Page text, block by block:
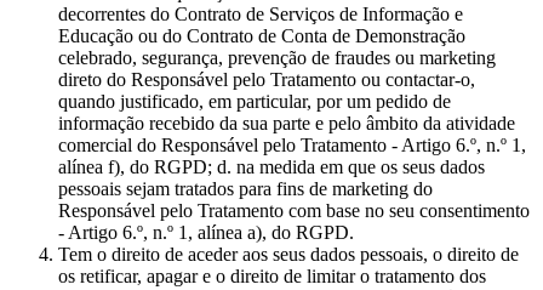
decorrentes do Contrato de Serviços de Informação e
Educação ou do Contrato de Conta de Demonstração
celebrado, segurança, prevenção de fraudes ou marketing
direto do Responsável pelo Tratamento ou contactar-o,
quando justificado, em particular, por um pedido de
informação recebido da sua parte e pelo âmbito da atividade
comercial do Responsável pelo Tratamento - Artigo 6.º, n.º 1,
alínea f), do RGPD; d. na medida em que os seus dados
pessoais sejam tratados para fins de marketing do
Responsável pelo Tratamento com base no seu consentimento
- Artigo 6.º, n.º 1, alínea a), do RGPD.
Tem o direito de aceder aos seus dados pessoais, o direito de
os retificar, apagar e o direito de limitar o tratamento dos